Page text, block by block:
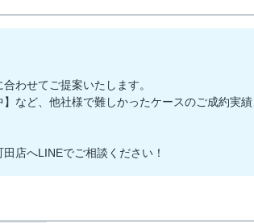
わせてご提案いたします。
など、他社様で難しかったケースのご成約実
店へLINEでご相談ください！